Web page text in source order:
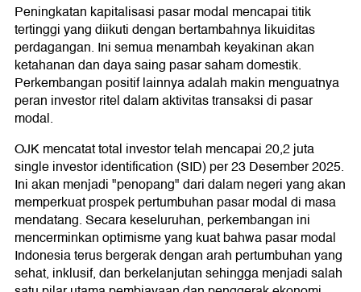
Peningkatan kapitalisasi pasar modal mencapai titik
tertinggi yang diikuti dengan bertambahnya likuiditas
perdagangan. Ini semua menambah keyakinan akan
ketahanan dan daya saing pasar saham domestik.
Perkembangan positif lainnya adalah makin menguatnya
peran investor ritel dalam aktivitas transaksi di pasar
modal.
OJK mencatat total investor telah mencapai 20,2 juta
single investor identification (SID) per 23 Desember 2025.
Ini akan menjadi "penopang" dari dalam negeri yang akan
memperkuat prospek pertumbuhan pasar modal di masa
mendatang. Secara keseluruhan, perkembangan ini
mencerminkan optimisme yang kuat bahwa pasar modal
Indonesia terus bergerak dengan arah pertumbuhan yang
sehat, inklusif, dan berkelanjutan sehingga menjadi salah